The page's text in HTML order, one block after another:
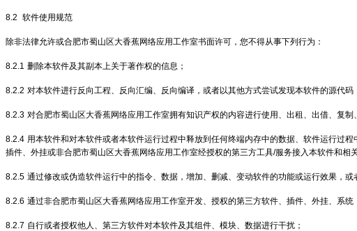
8.2 软件使用规范
除非法律允许或合肥市蜀山区大香蕉网络应用工作室书面许可，您不得从事下列行为：
8.2.1 删除本软件及其副本上关于著作权的信息；
8.2.2 对本软件进行反向工程、反向汇编、反向编译，或者以其他方式尝试发现本软件的源代码
8.2.3 对合肥市蜀山区大香蕉网络应用工作室拥有知识产权的内容进行使用、出租、出借、复
8.2.4 用本软件和对本软件或者本软件运行过程中释放到任何终端内存中的数据、软件运行过
插件、外挂或非合肥市蜀山区大香蕉网络应用工作室经授权的第三方工具/服务接入本软件和相
8.2.5 通过修改或伪造软件运行中的指令、数据，增加、删减、变动软件的功能或运行效果，
8.2.6 通过非合肥市蜀山区大香蕉网络应用工作室开发、授权的第三方软件、插件、外挂、系
8.2.7 自行或者授权他人、第三方软件对本软件及其组件、模块、数据进行干扰；